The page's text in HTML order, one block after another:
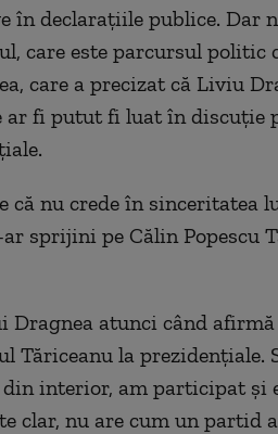
în declaraţiile publice. Dar
care este parcursul politic
care a precizat că Liviu
ar fi putut fi luat în discuţie
că nu crede în sinceritatea
sprijini pe Călin Popescu
Dragnea atunci când afirmă
Tăriceanu la prezidenţiale.
interior, am participat şi
clar, nu are cum un partid